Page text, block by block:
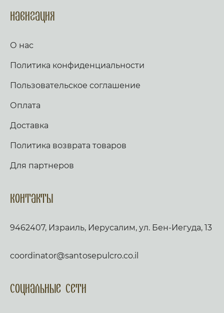
Навигация
О нас
Политика конфиденциальности
Пользовательское соглашение
Оплата
Доставка
Политика возврата товаров
Для партнеров
Контакты
9462407, Израиль, Иерусалим, ул. Бен-Иегуда, 13
coordinator@santosepulcro.co.il
Социальные сети